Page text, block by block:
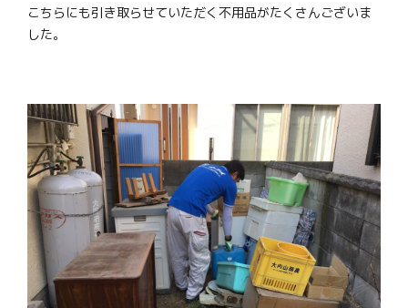
こちらにも引き取らせていただく不用品がたくさんございま
した。